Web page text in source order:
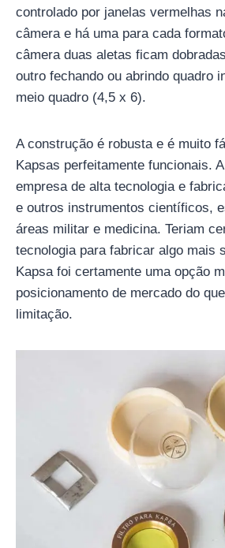
controlado por janelas vermelhas
câmera e há uma para cada
câmera duas aletas ficam
outro fechando ou abrindo quadro
meio quadro (4,5 x 6).
A construção é robusta e é muito
Kapsas perfeitamente funcionais.
empresa de alta tecnologia e
e outros instrumentos científicos,
áreas militar e medicina. Teriam
tecnologia para fabricar algo mais
Kapsa foi certamente uma opção
posicionamento de mercado do
limitação.